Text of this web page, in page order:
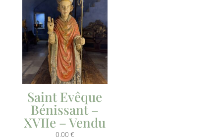
Saint Evêque
Bénissant –
XVIIe – Vendu
0.00 €